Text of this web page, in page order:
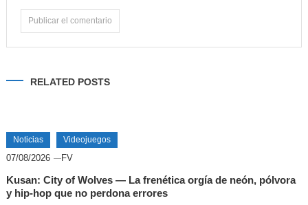
RELATED POSTS
Noticias Videojuegos
07/08/2026 FV
Kusan: City of Wolves — La frenética orgía de neón, pólvora
y hip-hop que no perdona errores